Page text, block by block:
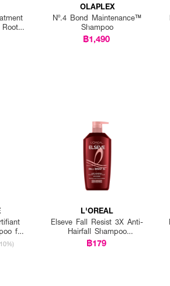
OLAPLEX
Nº.4 Bond Maintenance™
Shampoo
฿1,490
for
L'OREAL
Elseve Fall Resist 3X Anti-
Hairfall Shampoo
Scalp+Hair
฿179